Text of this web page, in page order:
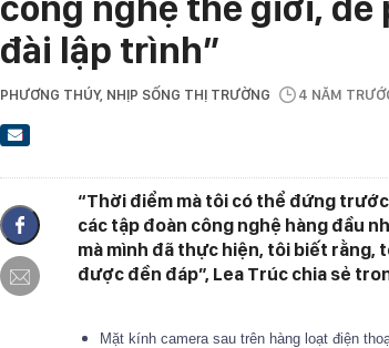
đài lập trình”
PHƯƠNG THÚY, NHỊP SỐNG THỊ TRƯỜNG 4 NĂM
“Thời điểm mà tôi có thể đứng
các tập đoàn công nghệ hàng đầu
mà mình đã thực hiện, tôi biết rằng,
được đền đáp”, Lea Trúc chia sẻ
Mặt kính camera sau trên hàng loạt điện